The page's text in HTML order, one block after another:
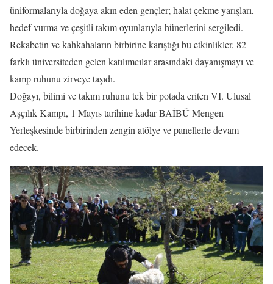
üniformalarıyla doğaya akın eden gençler; halat çekme yarışları,
hedef vurma ve çeşitli takım oyunlarıyla hünerlerini sergiledi.
Rekabetin ve kahkahaların birbirine karıştığı bu etkinlikler, 82
farklı üniversiteden gelen katılımcılar arasındaki dayanışmayı ve
kamp ruhunu zirveye taşıdı.
Doğayı, bilimi ve takım ruhunu tek bir potada eriten VI. Ulusal
Aşçılık Kampı, 1 Mayıs tarihine kadar BAİBÜ Mengen
Yerleşkesinde birbirinden zengin atölye ve panellerle devam
edecek.